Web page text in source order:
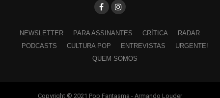
NEWSLETTER PARA ASSINANTES CRÍTICA
RADAR
PODCASTS
CULTURA POP ENTREVISTAS
URGENTE!
QUEM SOMOS
Copyright © 2021 Pop Fantasma - Armando Louder